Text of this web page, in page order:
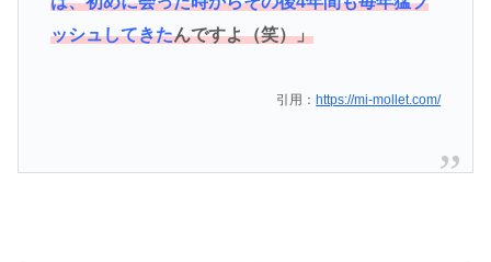
ッシュしてきたんですよ（笑）」
引用： https://mi-mollet.com/